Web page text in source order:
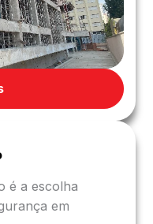
é a escolha
em